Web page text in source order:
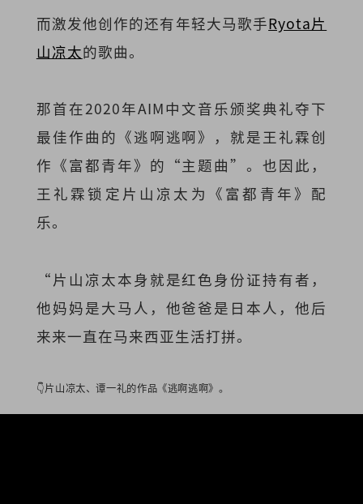
而激发他创作的还有年轻大马歌手Ryota片
山凉太的歌曲。
那首在2020年AIM中文音乐颁奖典礼夺下
最佳作曲的《逃啊逃啊》，就是王礼霖创
作《富都青年》的“主题曲”。也因此，
王礼霖锁定片山凉太为《富都青年》配
乐。
“片山凉太本身就是红色身份证持有者，
他妈妈是大马人，他爸爸是日本人，他后
来来一直在马来西亚生活打拼。
👇片山凉太、谭一礼的作品《逃啊逃啊》。